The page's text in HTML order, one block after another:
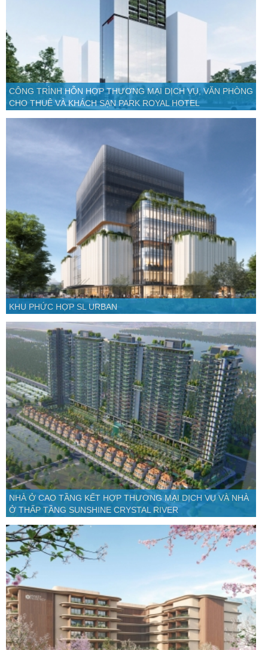
CÔNG TRÌNH HỖN HỢP THƯƠNG MẠI DỊCH VỤ, VĂN PHÒNG
CHO THUÊ VÀ KHÁCH SẠN PARK ROYAL HOTEL
KHU PHỨC HỢP SL URBAN
NHÀ Ở CAO TẦNG KẾT HỢP THƯƠNG MẠI DỊCH VỤ VÀ NHÀ
Ở THẤP TẦNG SUNSHINE CRYSTAL RIVER